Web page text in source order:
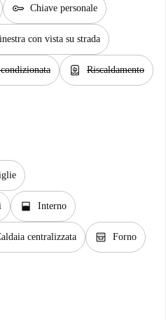
key Chiave personale
con vista su strada
water_heater Riscaldamento
window_open Interno
centralizzata oven_gen Forno